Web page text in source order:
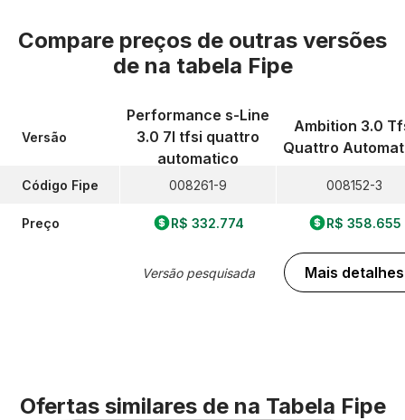
Compare preços de outras versões
de na tabela Fipe
Versão
Código Fipe
Preço
Performance s-Line
3.0 7l tfsi quattro
automatico
008261-9
R$ 332.774
Versão pesquisada
Ambition 3.0
Quattro
008152-3
R$ 358.655
Mais detalhes
Ofertas similares de na Tabela Fipe